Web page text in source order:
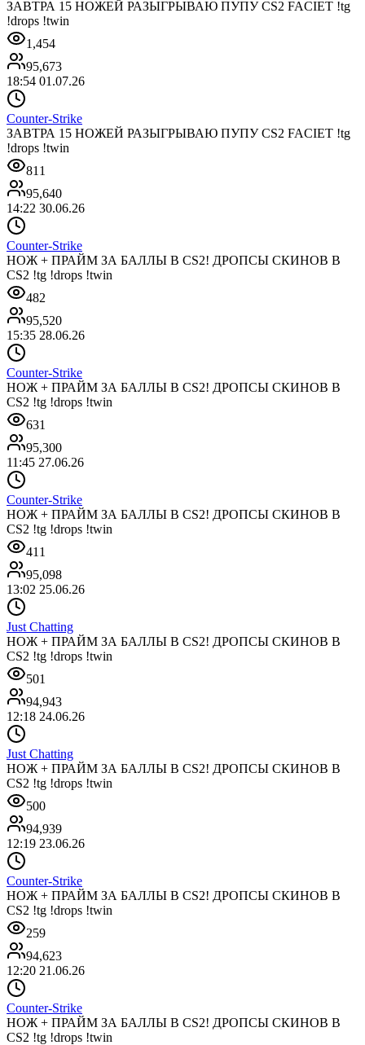
ЗАВТРА 15 НОЖЕЙ РАЗЫГРЫВАЮ ПУПУ CS2 FACIET !tg
!drops !twin
1,454
95,673
18:54 01.07.26
Counter-Strike
ЗАВТРА 15 НОЖЕЙ РАЗЫГРЫВАЮ ПУПУ CS2 FACIET !tg
!drops !twin
811
95,640
14:22 30.06.26
Counter-Strike
НОЖ + ПРАЙМ ЗА БАЛЛЫ В CS2! ДРОПСЫ СКИНОВ В
CS2 !tg !drops !twin
482
95,520
15:35 28.06.26
Counter-Strike
НОЖ + ПРАЙМ ЗА БАЛЛЫ В CS2! ДРОПСЫ СКИНОВ В
CS2 !tg !drops !twin
631
95,300
11:45 27.06.26
Counter-Strike
НОЖ + ПРАЙМ ЗА БАЛЛЫ В CS2! ДРОПСЫ СКИНОВ В
CS2 !tg !drops !twin
411
95,098
13:02 25.06.26
Just Chatting
НОЖ + ПРАЙМ ЗА БАЛЛЫ В CS2! ДРОПСЫ СКИНОВ В
CS2 !tg !drops !twin
501
94,943
12:18 24.06.26
Just Chatting
НОЖ + ПРАЙМ ЗА БАЛЛЫ В CS2! ДРОПСЫ СКИНОВ В
CS2 !tg !drops !twin
500
94,939
12:19 23.06.26
Counter-Strike
НОЖ + ПРАЙМ ЗА БАЛЛЫ В CS2! ДРОПСЫ СКИНОВ В
CS2 !tg !drops !twin
259
94,623
12:20 21.06.26
Counter-Strike
НОЖ + ПРАЙМ ЗА БАЛЛЫ В CS2! ДРОПСЫ СКИНОВ В
CS2 !tg !drops !twin